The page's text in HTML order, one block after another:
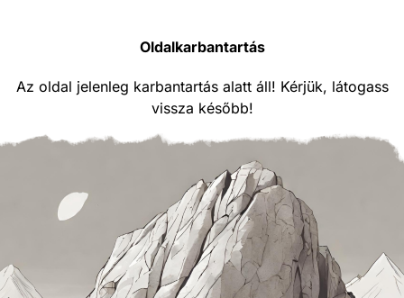
Oldalkarbantartás
Az oldal jelenleg karbantartás alatt áll! Kérjük, látogass
vissza később!